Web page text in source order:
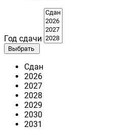
Год сдачи
Выбрать
Сдан
2026
2027
2028
2029
2030
2031